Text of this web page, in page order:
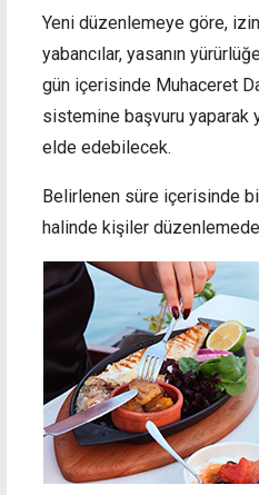
Yeni düzenlemeye göre,
yabancılar, yasanın
gün içerisinde Muhaceret
sistemine başvuru yaparak
elde edebilecek.
Belirlenen süre içerisinde
halinde kişiler